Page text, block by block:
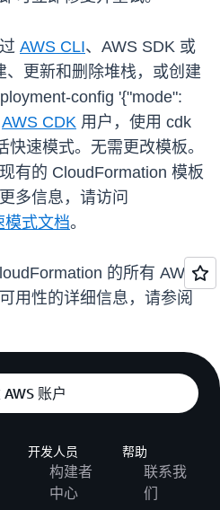
AWS CLI、AWS SDK 或
、更新和删除堆栈，或创建
config '{"mode":
AWS CDK 用户，使用 cdk
速模式。无需更改模板。
有的 CloudFormation 模板
多信息，请访问
模式文档。
的所有 AWS
用性的详细信息，请参阅
账户
开发人员
构建者
中心
帮助
联系我
们